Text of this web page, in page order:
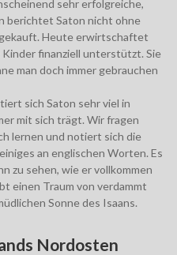
sehr erfolgreiche,
berichtet Saton nicht ohne
gekauft. Heute erwirtschaftet
finanziell unterstützt. Sie
man doch immer gebrauchen
sich Saton sehr viel in
mit sich trägt. Wir fragen
lernen und notiert sich die
an englischen Worten. Es
zu sehen, wie er vollkommen
einen Traum von verdammt
Sonne des Isaans.
Nordosten